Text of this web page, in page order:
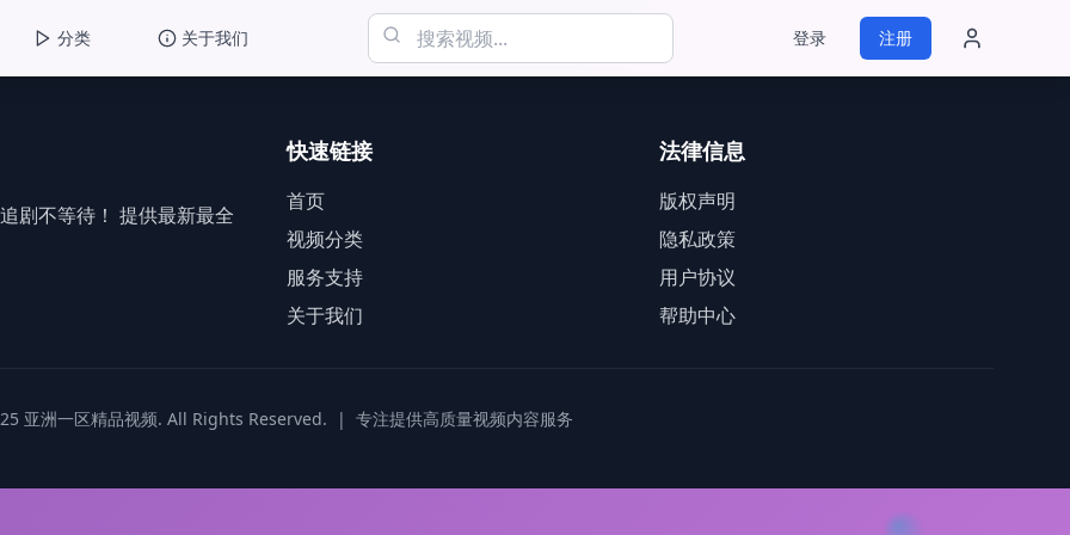
分类 关于我们 登录 注册
剧不等待！ 提供最新最全
快速链接
首页
视频分类
服务支持
关于我们
法律信息
版权声明
隐私政策
用户协议
帮助中心
亚洲一区精品视频. All Rights Reserved. | 专注提供高质量视频内容服务